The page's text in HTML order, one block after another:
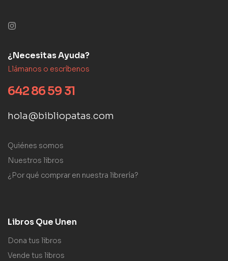
¿Necesitas Ayuda?
Llámanos o escríbenos
642 86 59 31
hola@bibliopatas.com
Quiénes somos
Nuestros libros
¿Por qué comprar en nuestra librería?
Libros Que Unen
Dona tus libros
Vende tus libros